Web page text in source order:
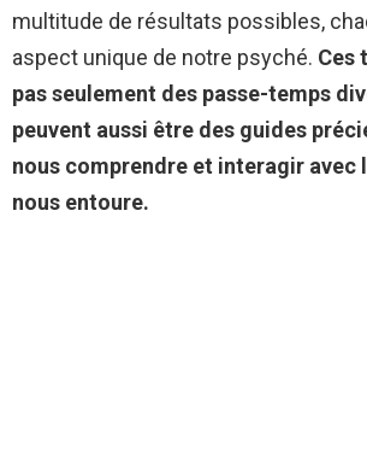
multitude de résultats possibles,
aspect unique de notre psyché. Ces
pas seulement des passe-temps
peuvent aussi être des guides
nous comprendre et interagir avec
nous entoure.